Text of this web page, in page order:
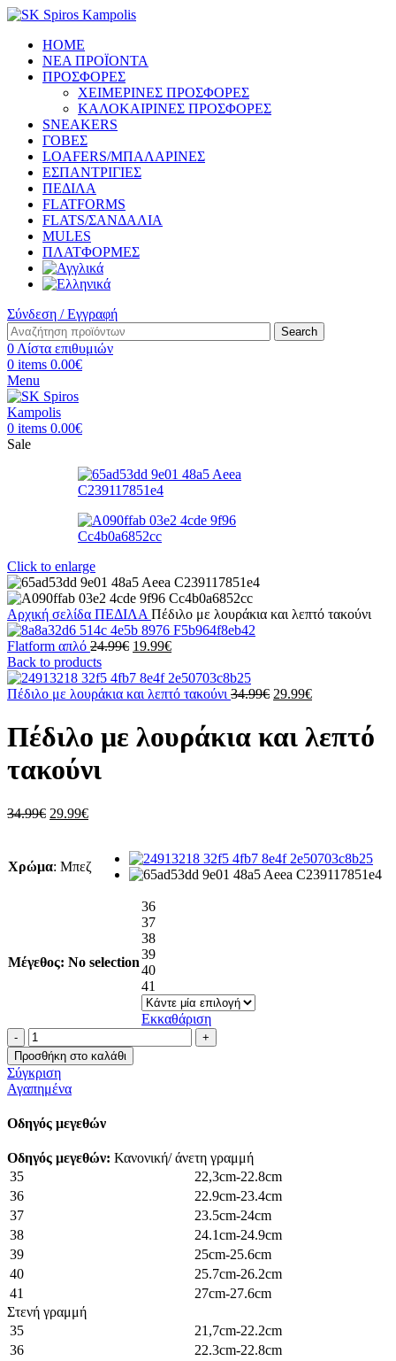
HOME
ΝΕΑ ΠΡΟΪΟΝΤΑ
ΠΡΟΣΦΟΡΕΣ
ΧΕΙΜΕΡΙΝΕΣ ΠΡΟΣΦΟΡΕΣ
ΚΑΛΟΚΑΙΡΙΝΕΣ ΠΡΟΣΦΟΡΕΣ
SNEAKERS
ΓΟΒΕΣ
LOAFERS/ΜΠΑΛΑΡΙΝΕΣ
ΕΣΠΑΝΤΡΙΓΙΕΣ
ΠΕΔΙΛΑ
FLATFORMS
FLATS/ΣΑΝΔΑΛΙΑ
MULES
ΠΛΑΤΦΟΡΜΕΣ
Σύνδεση / Εγγραφή
Search
0 Λίστα επιθυμιών
0 items 0.00€
Menu
0 items 0.00€
Sale
Click to enlarge
Αρχική σελίδα ΠΕΔΙΛΑ Πέδιλο με λουράκια και λεπτό τακούνι
Flatform απλό 24.99€ Original
was:
24.99€.
19.99€Η
τιμή
είναι:
Back to products
Πέδιλο με λουράκια και λεπτό τακούνι 34.99€ Original
34.99€.
29.99€Η
τιμή
είναι:
Πέδιλο με λουράκια και λεπτό
τακούνι
34.99€ Original
34.99€.
29.99€Η
είναι:
29.99€.
Χρώμα: Μπεζ
Μέγεθος: No selection
36
37
38
39
40
41
Εκκαθάριση
Πέδιλο
με
λουράκια
και
λεπτό
τακούνι
ποσότητα
Προσθήκη στο καλάθι
Σύγκριση
Αγαπημένα
Οδηγός μεγεθών
Οδηγός μεγεθών: Κανονική/ άνετη γραμμή
35
22,3cm-22.8cm
36
22.9cm-23.4cm
37
23.5cm-24cm
38
24.1cm-24.9cm
39
25cm-25.6cm
40
25.7cm-26.2cm
41
27cm-27.6cm
Στενή γραμμή
35
21,7cm-22.2cm
36
22.3cm-22.8cm